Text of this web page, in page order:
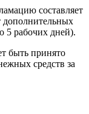
составляет
дополнительных
5 рабочих дней).
быть принято
средств за